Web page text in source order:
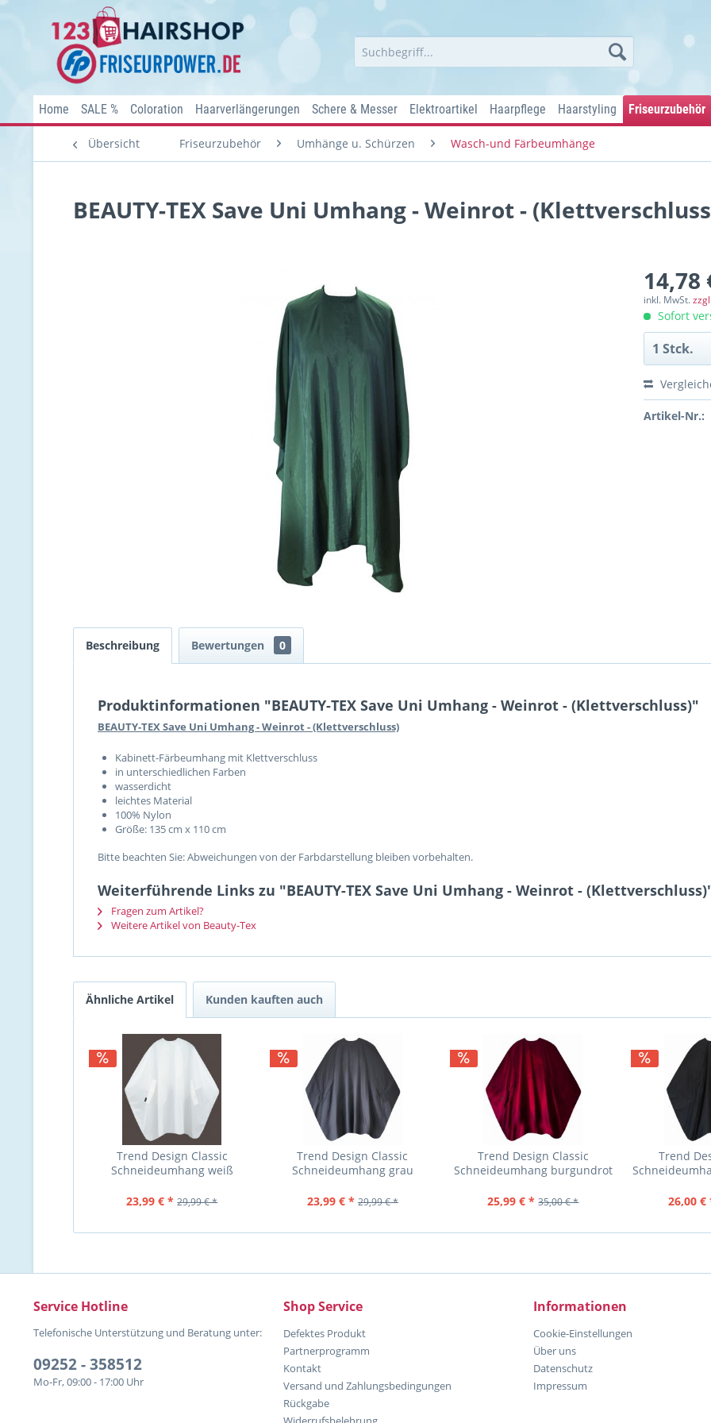
Home SALE % Coloration Haarverlängerungen Schere & Messer Elektroartikel Haarpflege Haarstyling Friseurzubehör
Übersicht Friseurzubehör Umhänge u. Schürzen Wasch-und Färbeumhänge
BEAUTY-TEX Save Uni Umhang - Weinrot -
14,78
inkl. MwSt.
Sofort
Artikel-Nr.:
Beschreibung Bewertungen 0
Produktinformationen "BEAUTY-TEX Save Uni Umhang - Weinrot - (Klettverschluss)"
BEAUTY-TEX Save Uni Umhang - Weinrot - (Klettverschluss)
Kabinett-Färbeumhang mit Klettverschluss
in unterschiedlichen Farben
wasserdicht
leichtes Material
100% Nylon
Größe: 135 cm x 110 cm
Bitte beachten Sie: Abweichungen von der Farbdarstellung bleiben vorbehalten.
Weiterführende Links zu "BEAUTY-TEX Save Uni Umhang - Weinrot -
Fragen zum Artikel?
Weitere Artikel von Beauty-Tex
Ähnliche Artikel Kunden kauften auch
Trend Design Classic
Schneideumhang weiß
23,99 € * 29,99 € *
Trend Design Classic
Schneideumhang grau
23,99 € * 29,99 € *
Trend Design Classic
Schneideumhang burgundrot
25,99 € * 35,00 € *
Trend
26,00 €
Service Hotline
Telefonische Unterstützung und Beratung unter:
09252 - 358512
Mo-Fr, 09:00 - 17:00 Uhr
Shop Service
Defektes Produkt
Partnerprogramm
Kontakt
Versand und Zahlungsbedingungen
Rückgabe
Informationen
Cookie-Einstellungen
Über uns
Datenschutz
Impressum